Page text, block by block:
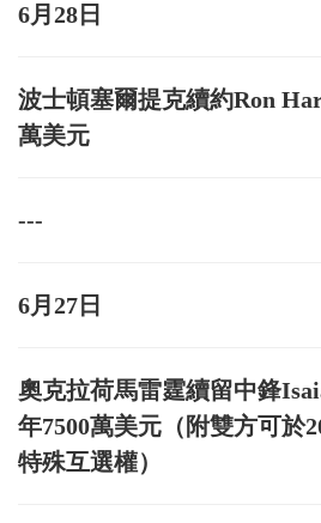
6月28日
波士頓塞爾提克續約Ron
萬美元
---
6月27日
奧克拉荷馬雷霆續留中鋒
年7500萬美元（附雙方可於
特殊互選權）